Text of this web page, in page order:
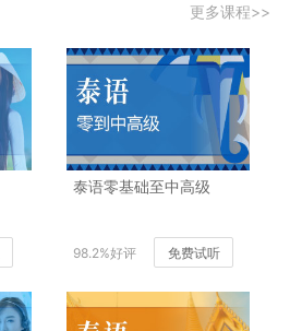
更多课程>>
泰语零基础至中高级
98.2%好评 免费试听